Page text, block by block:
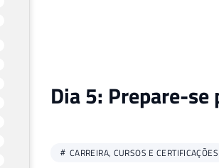
Dia 5: Prepare-se
CARREIRA, CURSOS E CERTIFICAÇÕES